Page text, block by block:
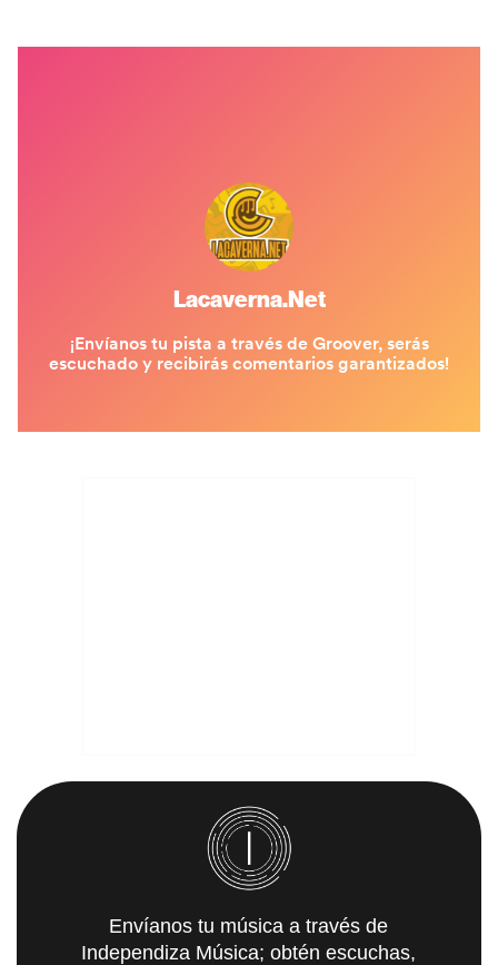
Envíanos tu música a través de
Independiza Música; obtén escuchas,